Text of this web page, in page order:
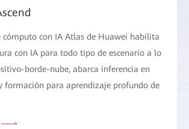
cómputo con IA Atlas de Huawei habilita
con IA para todo tipo de escenario a lo
borde-nube, abarca inferencia en
formación para aprendizaje profundo de